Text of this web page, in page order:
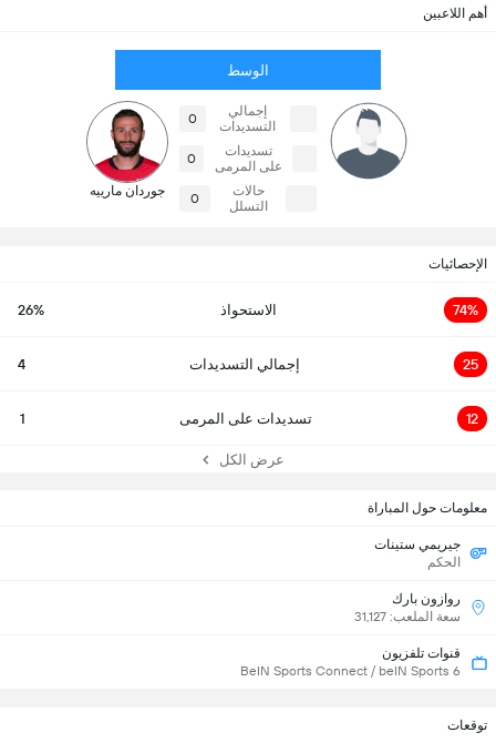
أهم اللاعبين
الوسط
إجمالي
التسديدات
0
تسديدات
على المرمى
0
حالات
التسلل
0 جوردان مارييه
الإحصائيات
74% الاستحواذ 26%
25 إجمالي التسديدات 4
12 تسديدات على المرمى 1
عرض الكل
معلومات حول المباراة
جيريمي ستينات
الحكم
روازون بارك
سعة الملعب: 31,127
قنوات تلفزيون
BeIN Sports Connect / beIN Sports 6
توقعات